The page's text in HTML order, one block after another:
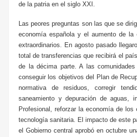
de la patria en el siglo XXI.
Las peores preguntas son las que se
economía española y el aumento de la
extraordinarios. En agosto pasado
total de transferencias que recibirá el
de la décima parte. A las
conseguir los objetivos del Plan de
normativa de residuos, corregir
saneamiento y depuración de aguas,
Profesional, reforzar la economía de
tecnología sanitaria. El impacto de este
el Gobierno central aprobó en octubre